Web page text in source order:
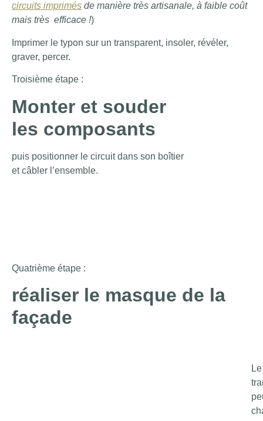
circuits imprimés de manière très artisanale, à faible coût
mais très efficace !)
Imprimer le typon sur un transparent, insoler, révéler,
graver, percer.
Troisième étape :
Monter et souder
les composants
puis positionner le circuit dans son boîtier
et câbler l’ensemble.
Quatrième étape :
réaliser le masque de la
façade